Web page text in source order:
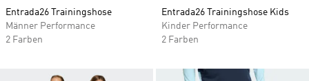
Entrada26 Trainingshose
Männer Performance
2 Farben
Entrada26 Trainingshose Kids
Kinder Performance
2 Farben